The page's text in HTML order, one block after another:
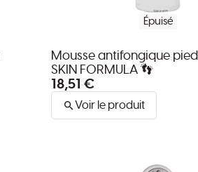
Épuisé
Mousse antifongique
SKIN FORMULA 👣
18,51 €
Voir le produit